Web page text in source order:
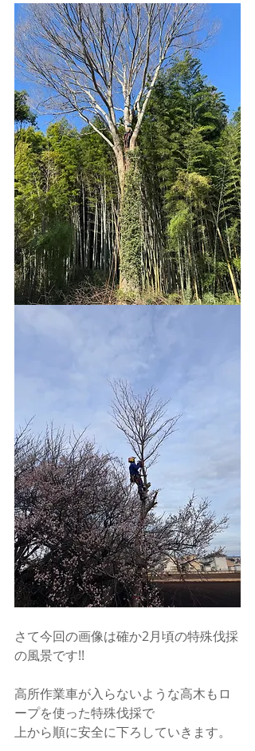
さて今回の画像は確か2月頃の特殊伐採
の風景です!!
高所作業車が入らないような高木もロ
ープを使った特殊伐採で
上から順に安全に下ろしていきます。